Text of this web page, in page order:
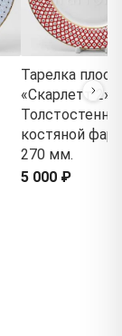
Тарелка
«Скарлетт 2»
костяной
270 мм.
5 000 ₽